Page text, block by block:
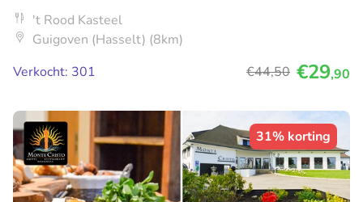
't Rood Kasteel
Guigoven (Hasselt) (8km)
Verkocht: 301
€44,50 €29,90
31% korting